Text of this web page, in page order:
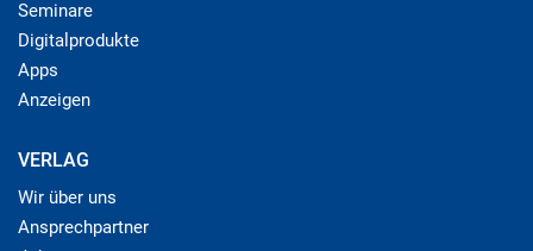
Seminare
Digitalprodukte
Apps
Anzeigen
VERLAG
Wir über uns
Ansprechpartner